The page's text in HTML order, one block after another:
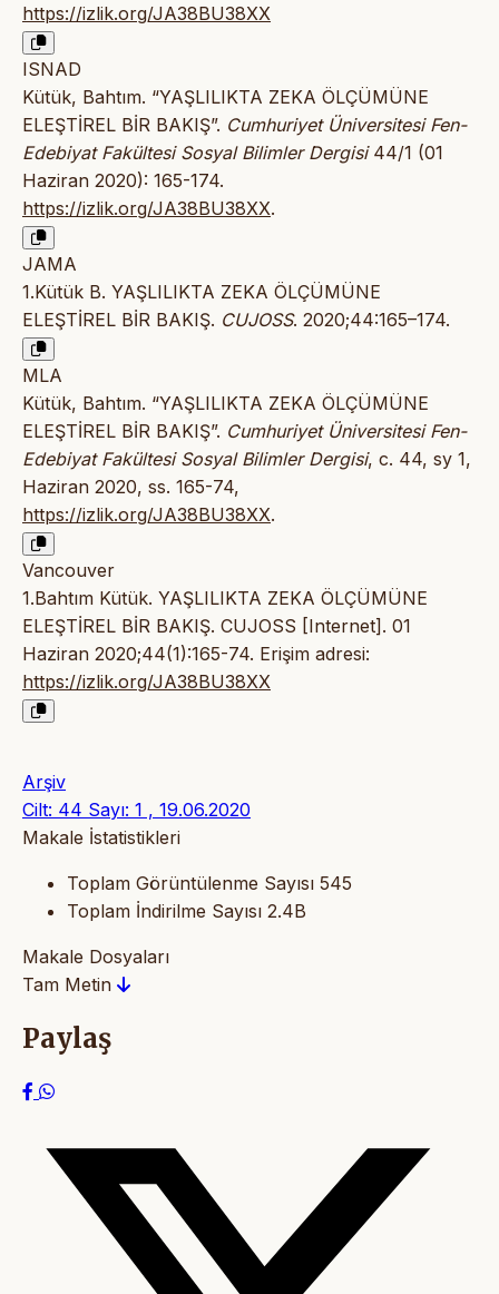
https://izlik.org/JA38BU38XX
ISNAD
Kütük, Bahtım. “YAŞLILIKTA ZEKA ÖLÇÜMÜNE
ELEŞTİREL BİR BAKIŞ”. Cumhuriyet Üniversitesi Fen-
Edebiyat Fakültesi Sosyal Bilimler Dergisi44/1 (01
Haziran 2020): 165-174.
https://izlik.org/JA38BU38XX.
JAMA
1.Kütük B. YAŞLILIKTA ZEKA ÖLÇÜMÜNE
ELEŞTİREL BİR BAKIŞ. CUJOSS. 2020;44:165–174.
MLA
Kütük, Bahtım. “YAŞLILIKTA ZEKA ÖLÇÜMÜNE
ELEŞTİREL BİR BAKIŞ”. Cumhuriyet Üniversitesi Fen-
Edebiyat Fakültesi Sosyal Bilimler Dergisi, c. 44, sy 1,
Haziran 2020, ss. 165-74,
https://izlik.org/JA38BU38XX.
Vancouver
1.Bahtım Kütük. YAŞLILIKTA ZEKA ÖLÇÜMÜNE
ELEŞTİREL BİR BAKIŞ. CUJOSS [Internet]. 01
Haziran 2020;44(1):165-74. Erişim adresi:
https://izlik.org/JA38BU38XX
Arşiv
Cilt: 44 Sayı: 1 , 19.06.2020
Makale İstatistikleri
Toplam Görüntülenme Sayısı 545
Toplam İndirilme Sayısı 2.4B
Makale Dosyaları
Tam Metin
Paylaş